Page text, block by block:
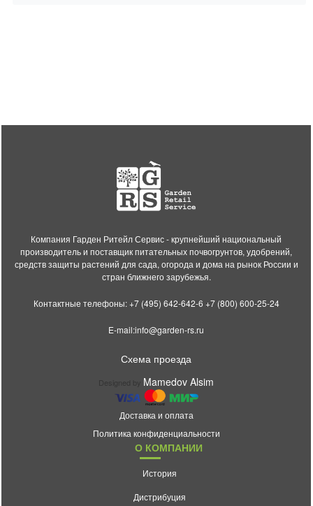
Компания Гарден Ритейл Сервис - крупнейший национальный
производитель и поставщик питательных почвогрунтов, удобрений,
средств защиты растений для сада, огорода и дома на рынок России и
стран ближнего зарубежья.
Контактные телефоны:+7 (495) 642-642-6 +7 (800) 600-25-24
E-mail:info@garden-rs.ru
Схема проезда
Designed by Mamedov Alsim
Доставка и оплата
Политика конфиденциальности
О КОМПАНИИ
История
Дистрибуция